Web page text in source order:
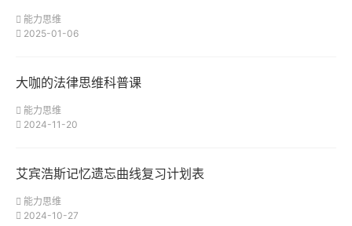
能力思维
2025-01-06
大咖的法律思维科普课
能力思维
2024-11-20
艾宾浩斯记忆遗忘曲线复习计划表
能力思维
2024-10-27